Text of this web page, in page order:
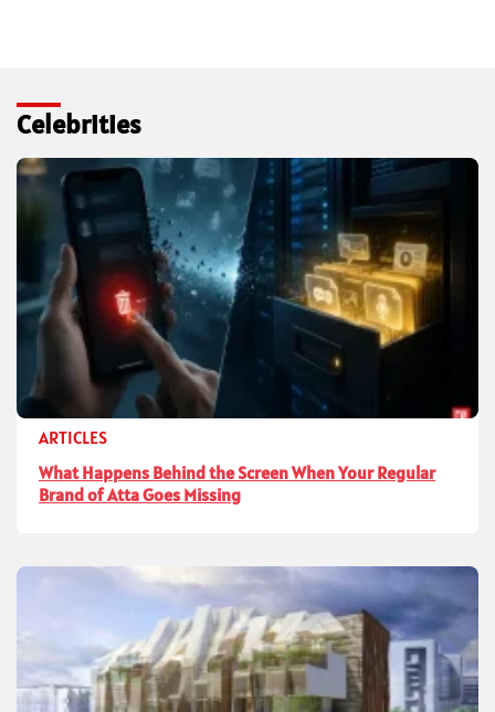
Celebrities
ARTICLES
What Happens Behind the Screen When Your Regular
Brand of Atta Goes Missing